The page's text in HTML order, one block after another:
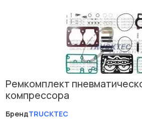
Ремкомплект
компрессора
БрендTRUCKTEC